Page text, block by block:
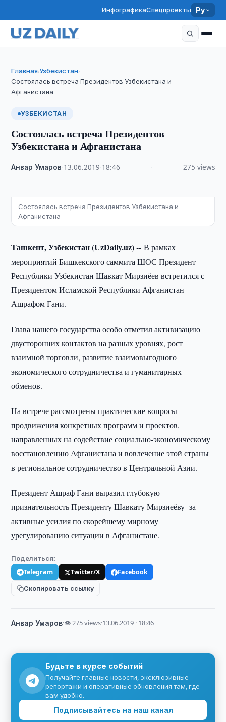
ИнфографикаСпецпроекты Ру
Главная›Узбекистан›
Состоялась встреча Президентов Узбекистана и
Афганистана
УЗБЕКИСТАН
Состоялась встреча Президентов
Узбекистана и Афганистана
Анвар Умаров 13.06.2019 18:46 275 views
Состоялась встреча Президентов Узбекистана и
Афганистана
Ташкент, Узбекистан (UzDaily.uz) --В рамках
мероприятий Бишкекского саммита ШОС Президент
Республики Узбекистан Шавкат Мирзиёев встретился с
Президентом Исламской Республики Афганистан
Ашрафом Гани.
Глава нашего государства особо отметил активизацию
двусторонних контактов на разных уровнях, рост
взаимной торговли, развитие взаимовыгодного
экономического сотрудничества и гуманитарных
обменов.
На встрече рассмотрены практические вопросы
продвижения конкретных программ и проектов,
направленных на содействие социально-экономическому
восстановлению Афганистана и вовлечение этой страны
в региональное сотрудничество в Центральной Азии.
Президент Ашраф Гани выразил глубокую
признательность Президенту Шавкату Мирзиеёву за
активные усилия по скорейшему мирному
урегулированию ситуации в Афганистане.
Поделиться:
Telegram Twitter/X
Facebook
Скопировать ссылку
Анвар Умаров·👁 275 views·13.06.2019 · 18:46
Будьте в курсе событий
Получайте главные новости, эксклюзивные
репортажи и оперативные обновления там, где
вам удобно.
Подписывайтесь на наш канал